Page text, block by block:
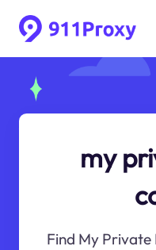
my
Find My Private